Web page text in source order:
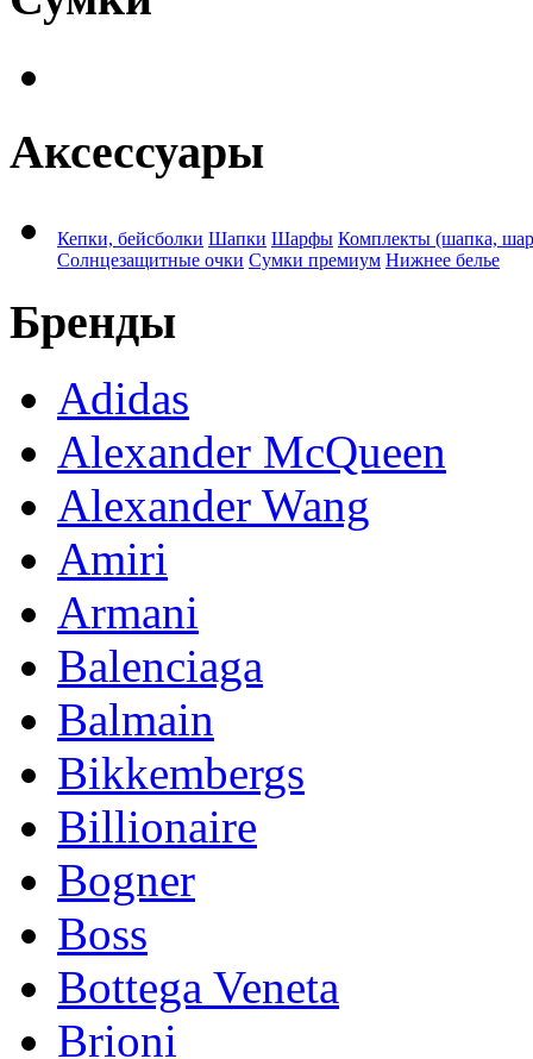
Аксессуары
Кепки, бейсболки Шапки Шарфы Комплекты (шапка,
Солнцезащитные очки Сумки премиум Нижнее белье
Бренды
Adidas
Alexander McQueen
Alexander Wang
Amiri
Armani
Balenciaga
Balmain
Bikkembergs
Billionaire
Bogner
Boss
Bottega Veneta
Brioni